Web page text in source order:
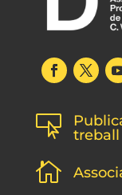

treball
